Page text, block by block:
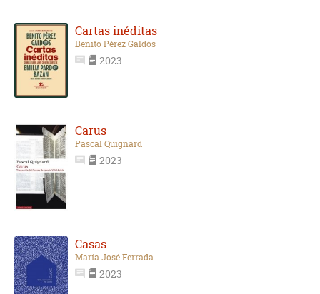
Cartas inéditas
Benito Pérez Galdós
2023
Carus
Pascal Quignard
2023
Casas
María José Ferrada
2023